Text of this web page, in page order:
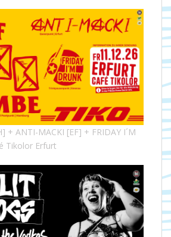
+ ANTI-MACKI [EF] + FRIDAY I´M
Tikolor Erfurt